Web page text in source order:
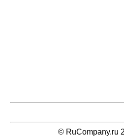
© RuCompany.ru